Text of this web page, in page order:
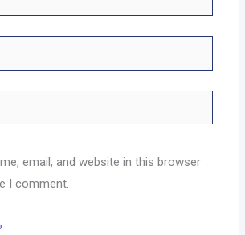
email, and website in this browser
I comment.